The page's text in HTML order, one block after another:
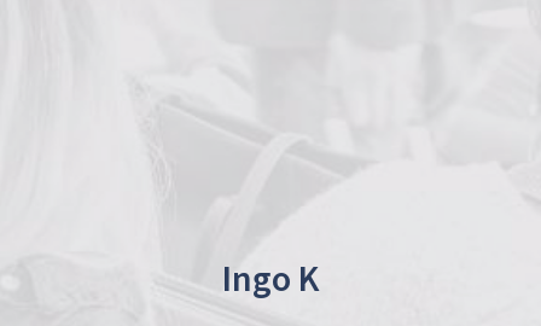
Ingo K